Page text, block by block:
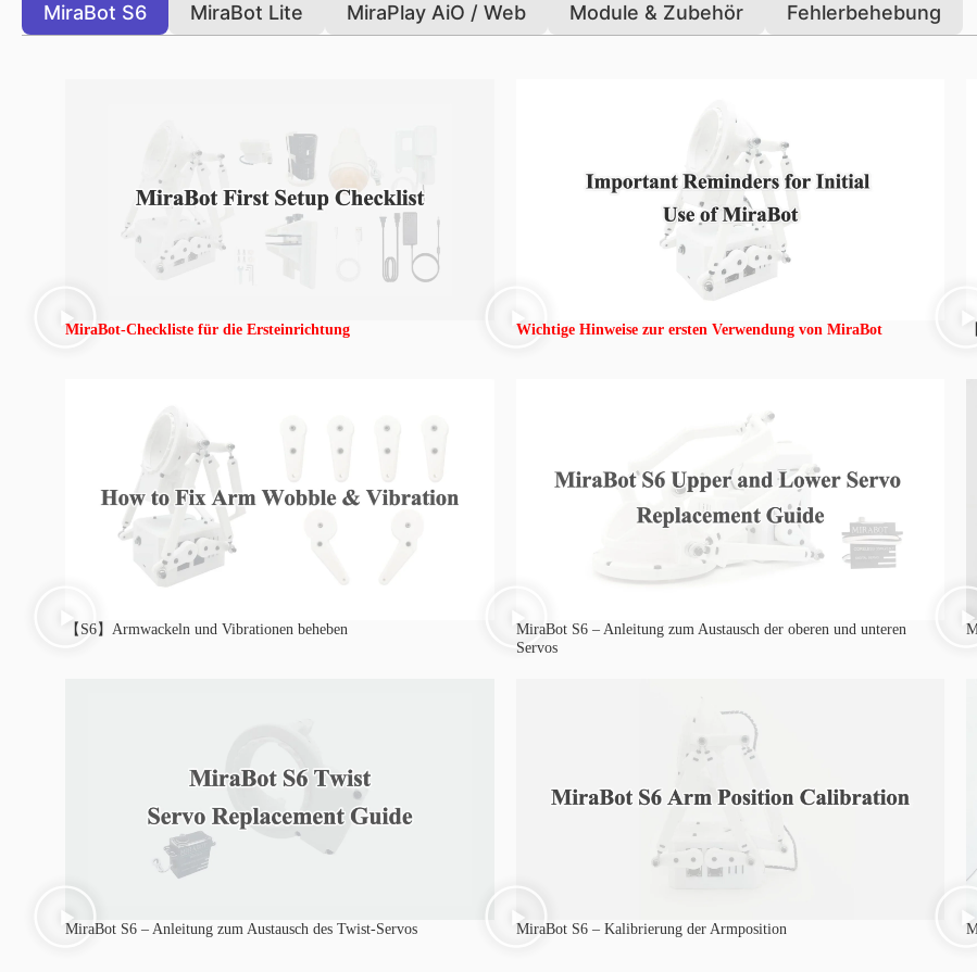
MiraBot S6 MiraBot Lite MiraPlay AiO / Web Module & Zubehör Fehlerbehebung
MiraBot-Checkliste für die Ersteinrichtung Wichtige Hinweise zur ersten Verwendung von MiraBot
【S6】Armwackeln und Vibrationen beheben
MiraBot S6 – Anleitung zum Austausch der oberen und unteren
Servos
MiraBot S6 – Anleitung zum Austausch des Twist-Servos MiraBot S6 – Kalibrierung der Armposition